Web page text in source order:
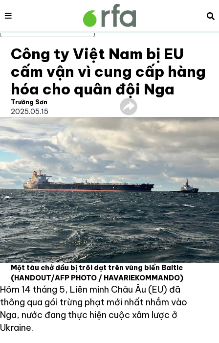
Bỏ qua nội dung chính
Nội dung
Công ty Việt Nam bị EU
cấm vận vì cung cấp hàng
hóa cho quân đội Nga
Trường Sơn
2025.05.15
Một tàu chở dầu bị trôi dạt trên vùng biển Baltic
(HANDOUT/AFP PHOTO / HAVARIEKOMMANDO)
Hôm 14 tháng 5, Liên minh Châu Âu (EU) đã
thông qua gói trừng phạt mới nhất nhắm vào
Nga, nước đang thực hiện cuộc xâm lược ở
Ukraine.